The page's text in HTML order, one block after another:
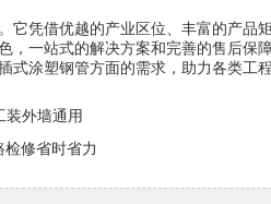
凭借优越的产业区位、丰富的产品
一站式的解决方案和完善的售后保
涂塑钢管方面的需求，助力各类工
装外墙通用
修省时省力